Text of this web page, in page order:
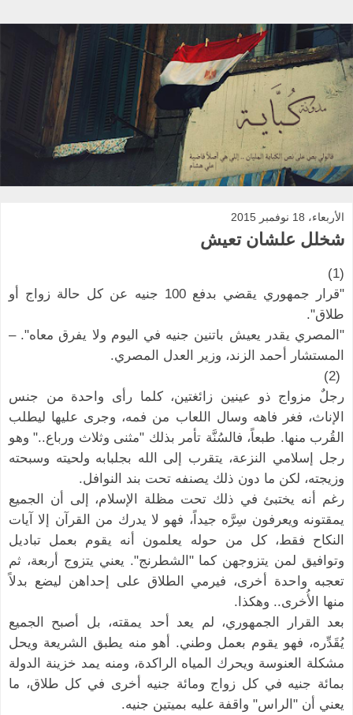
الأربعاء، 18 نوفمبر 2015
شخلل علشان تعيش
(1)
"قرار جمهوري يقضي بدفع 100 جنيه عن كل حالة زواج أو
طلاق".
"المصري يقدر يعيش باتنين جنيه في اليوم ولا يفرق معاه". –
المستشار أحمد الزند، وزير العدل المصري.
(2)
رجلٌ مزواج ذو عينين زائغتين، كلما رأى واحدة من جنس
الإناث، فغر فاهه وسال اللعاب من فمه، وجرى عليها ليطلب
القُرب منها. طبعاً، فالسُنَّة تأمر بذلك "مثنى وثلاث ورباع.." وهو
رجل إسلامي النزعة، يتقرب إلى الله بجلبابه ولحيته وسبحته
وزيجته، لكن ما دون ذلك يصنفه تحت بند النوافل.
رغم أنه يختبئ في ذلك تحت مظلة الإسلام، إلى أن الجميع
يمقتونه ويعرفون سِرَّه جيداً، فهو لا يدرك من القرآن إلا آيات
النكاح فقط، كل من حوله يعلمون أنه يقوم بعمل تباديل
وتوافيق لمن يتزوجهن كما "الشطرنج". يعني يتزوج أربعة، ثم
تعجبه واحدة أخرى، فيرمي الطلاق على إحداهن ليضع بدلاً
منها الأُخرى.. وهكذا.
بعد القرار الجمهوري، لم يعد أحد يمقته، بل أصبح الجميع
يُقَدِّره، فهو يقوم بعمل وطني. أهو منه يطبق الشريعة ويحل
مشكلة العنوسة ويحرك المياه الراكدة، ومنه يمد خزينة الدولة
بمائة جنيه في كل زواج ومائة جنيه أخرى في كل طلاق، ما
يعني أن "الراس" واقفة عليه بميتين جنيه.